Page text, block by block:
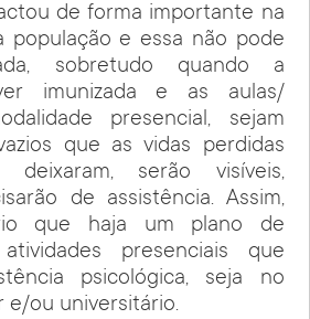
de forma importante na
população e essa não pode
sobretudo quando a
imunizada e as aulas/
presencial, sejam
que as vidas perdidas
deixaram, serão visíveis,
de assistência. Assim,
que haja um plano de
presenciais que
psicológica, seja no
e/ou universitário.